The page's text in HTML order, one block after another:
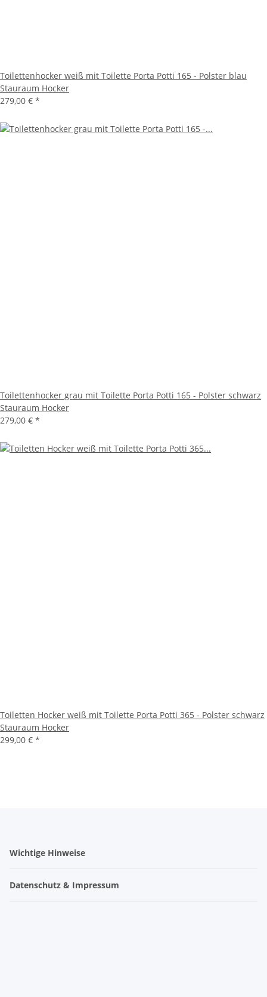
Toilettenhocker weiß mit Toilette Porta Potti 165 - Polster blau
Stauraum Hocker
279,00 € *
Toilettenhocker grau mit Toilette Porta Potti 165 - Polster schwarz
Stauraum Hocker
279,00 € *
Toiletten Hocker weiß mit Toilette Porta Potti 365 - Polster schwarz
Stauraum Hocker
299,00 € *
Wichtige Hinweise
Datenschutz & Impressum